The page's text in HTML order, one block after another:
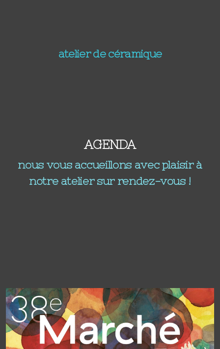
atelier de céramique
AGENDA
nous vous accueillons avec plaisir à
notre atelier sur rendez-vous !